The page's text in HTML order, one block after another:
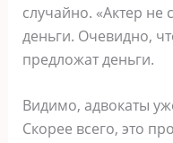
случайно. «Актер
деньги. Очевидно,
предложат деньги.
Видимо, адвокаты
Скорее всего, это